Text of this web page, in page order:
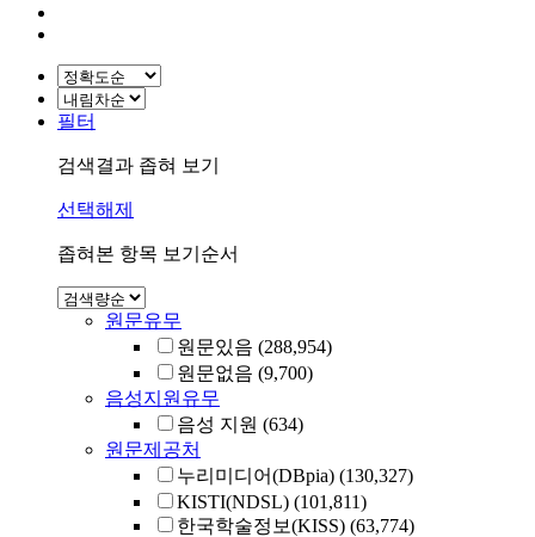
필터
검색결과 좁혀 보기
선택해제
좁혀본 항목 보기순서
원문유무
원문있음 (288,954)
원문없음 (9,700)
음성지원유무
음성 지원 (634)
원문제공처
누리미디어(DBpia) (130,327)
KISTI(NDSL) (101,811)
한국학술정보(KISS) (63,774)